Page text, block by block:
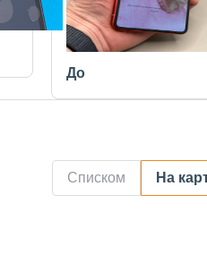
До
Списком На